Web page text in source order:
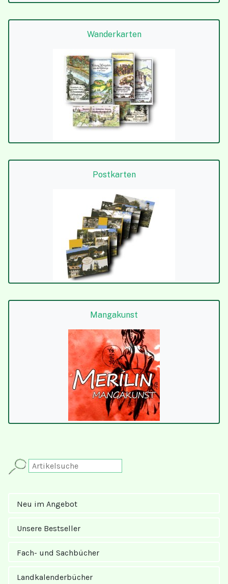
Wanderkarten
Postkarten
Mangakunst
Neu im Angebot
Unsere Bestseller
Fach- und Sachbücher
Landkalender­bücher